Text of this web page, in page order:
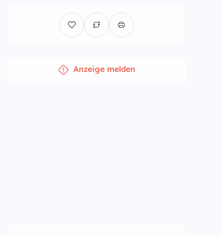
Anzeige melden